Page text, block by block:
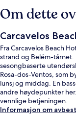
Om dette
Carcavelos
Fra Carcavelos Beach
strand og Belém-
sesongbaserte
Rosa-dos-Ventos, som
lunsj og middag. En
andre høydepunkter
vennlige betjeningen.
Informasjon om